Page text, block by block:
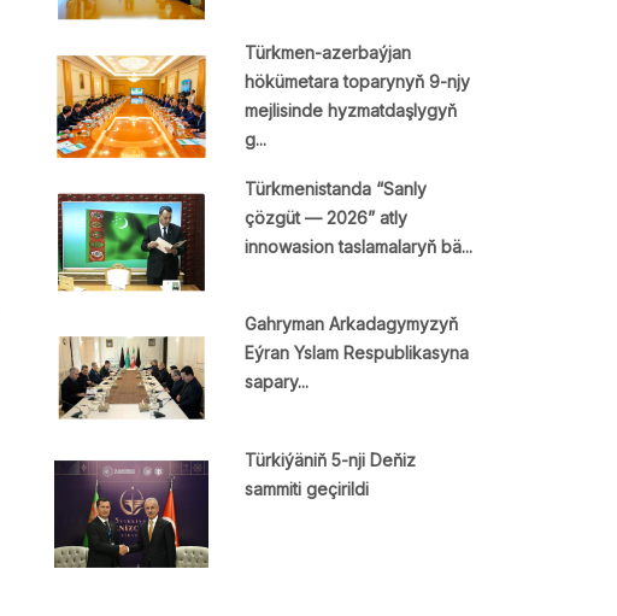
Türkmen-azerbaýjan
hökümetara toparynyň 9-njy
mejlisinde hyzmatdaşlygyň
g...
Türkmenistanda “Sanly
çözgüt — 2026” atly
innowasion taslamalaryň bä...
Gahryman Arkadagymyzyň
Eýran Yslam Respublikasyna
sapary...
Türkiýäniň 5-nji Deňiz
sammiti geçirildi